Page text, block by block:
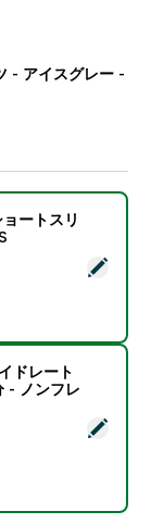
- アイスグレー -
ング ショート
ートスリ
モノハイドレ
ドレート
- ノンフレ